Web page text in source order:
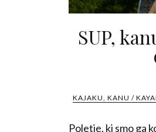
SUP,
KAJAKU, KANU /
Poletje, ki smo ga